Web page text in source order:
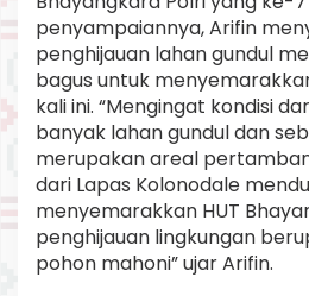
penyampaiannya, Arifin
penghijauan lahan gundul
bagus untuk
kali ini. “Mengingat kondisi
banyak lahan gundul dan
merupakan areal
dari Lapas Kolonodale
menyemarakkan HUT
penghijauan lingkungan
pohon mahoni” ujar Arifin.